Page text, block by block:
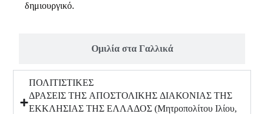
Ομιλία στα Γαλλικά
δημιουργικό.
ΠΟΛΙΤΙΣΤΙΚΕΣ
ΔΡΑΣΕΙΣ ΤΗΣ AΠΟΣΤΟΛΙΚΗΣ ΔΙΑΚΟΝΙΑΣ ΤΗΣ
ΕΚΚΛΗΣΙΑΣ ΤΗΣ ΕΛΛΑΔΟΣ (Μητροπολίτου Ιλίου,